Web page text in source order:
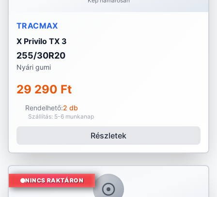
TRACMAX
X Privilo TX 3
255/30R20
Nyári gumi
29 290 Ft
Rendelhető:2 db
Szállítás: 5-6 munkanap
Részletek
NINCS RAKTÁRON